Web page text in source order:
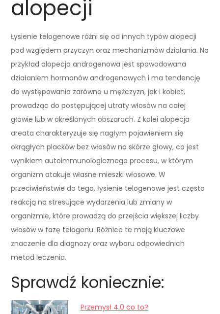
alopecji
Łysienie telogenowe różni się od innych typów alopecji
pod względem przyczyn oraz mechanizmów działania. Na
przykład alopecja androgenowa jest spowodowana
działaniem hormonów androgenowych i ma tendencję
do występowania zarówno u mężczyzn, jak i kobiet,
prowadząc do postępującej utraty włosów na całej
głowie lub w określonych obszarach. Z kolei alopecja
areata charakteryzuje się nagłym pojawieniem się
okrągłych placków bez włosów na skórze głowy, co jest
wynikiem autoimmunologicznego procesu, w którym
organizm atakuje własne mieszki włosowe. W
przeciwieństwie do tego, łysienie telogenowe jest często
reakcją na stresujące wydarzenia lub zmiany w
organizmie, które prowadzą do przejścia większej liczby
włosów w fazę telogenu. Różnice te mają kluczowe
znaczenie dla diagnozy oraz wyboru odpowiednich
metod leczenia.
Sprawdź koniecznie:
Przemysł 4.0 co to?